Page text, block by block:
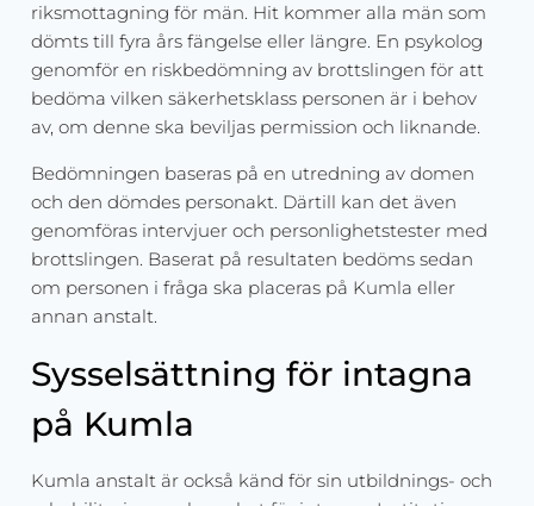
riksmottagning för män. Hit kommer alla män som
dömts till fyra års fängelse eller längre. En psykolog
genomför en riskbedömning av brottslingen för att
bedöma vilken säkerhetsklass personen är i behov
av, om denne ska beviljas permission och liknande.
Bedömningen baseras på en utredning av domen
och den dömdes personakt. Därtill kan det även
genomföras intervjuer och personlighetstester med
brottslingen. Baserat på resultaten bedöms sedan
om personen i fråga ska placeras på Kumla eller
annan anstalt.
Sysselsättning för intagna
på Kumla
Kumla anstalt är också känd för sin utbildnings- och